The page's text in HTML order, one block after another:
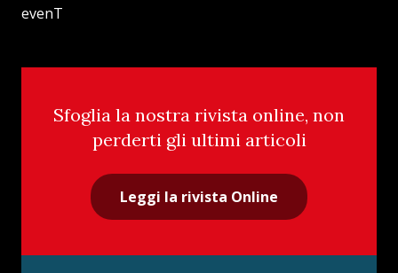
evenT
Sfoglia la nostra rivista online, non
perderti gli ultimi articoli
Leggi la rivista Online